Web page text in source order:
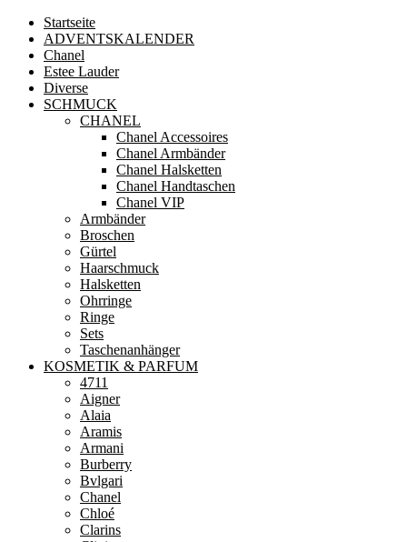
Startseite
ADVENTSKALENDER
Chanel
Estee Lauder
Diverse
SCHMUCK
CHANEL
Chanel Accessoires
Chanel Armbänder
Chanel Halsketten
Chanel Handtaschen
Chanel VIP
Armbänder
Broschen
Gürtel
Haarschmuck
Halsketten
Ohrringe
Ringe
Sets
Taschenanhänger
KOSMETIK & PARFUM
4711
Aigner
Alaia
Aramis
Armani
Burberry
Bvlgari
Chanel
Chloé
Clarins